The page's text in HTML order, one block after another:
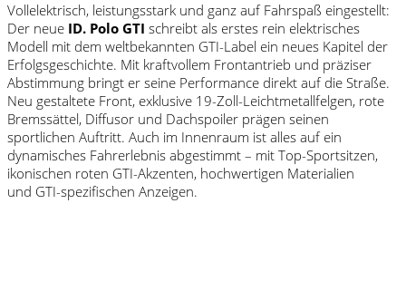
Vollelektrisch, leistungsstark und ganz auf Fahrspaß eingestellt:
Der neue ID. Polo GTI schreibt als erstes rein elektrisches
Modell mit dem weltbekannten GTI-Label ein neues Kapitel der
Erfolgsgeschichte. Mit kraftvollem Frontantrieb und präziser
Abstimmung bringt er seine Performance direkt auf die Straße.
Neu gestaltete Front, exklusive 19-Zoll-Leichtmetallfelgen, rote
Bremssättel, Diffusor und Dachspoiler prägen seinen
sportlichen Auftritt. Auch im Innenraum ist alles auf ein
dynamisches Fahrerlebnis abgestimmt – mit Top-Sportsitzen,
ikonischen roten GTI-Akzenten, hochwertigen Materialien
und GTI-spezifischen Anzeigen.